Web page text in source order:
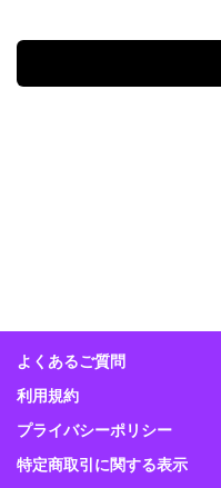
よくあるご質問
利用規約
プライバシーポリシー
特定商取引に関する表示